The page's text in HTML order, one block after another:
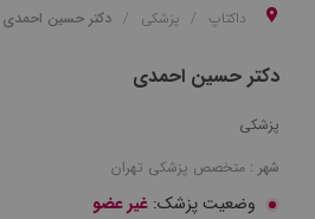
داکتاپ پزشکی دکتر حسین احمدی
دکتر حسین احمدی
پزشکی
شهر : متخصص پزشکی تهران
وضعیت پزشک: غیر عضو